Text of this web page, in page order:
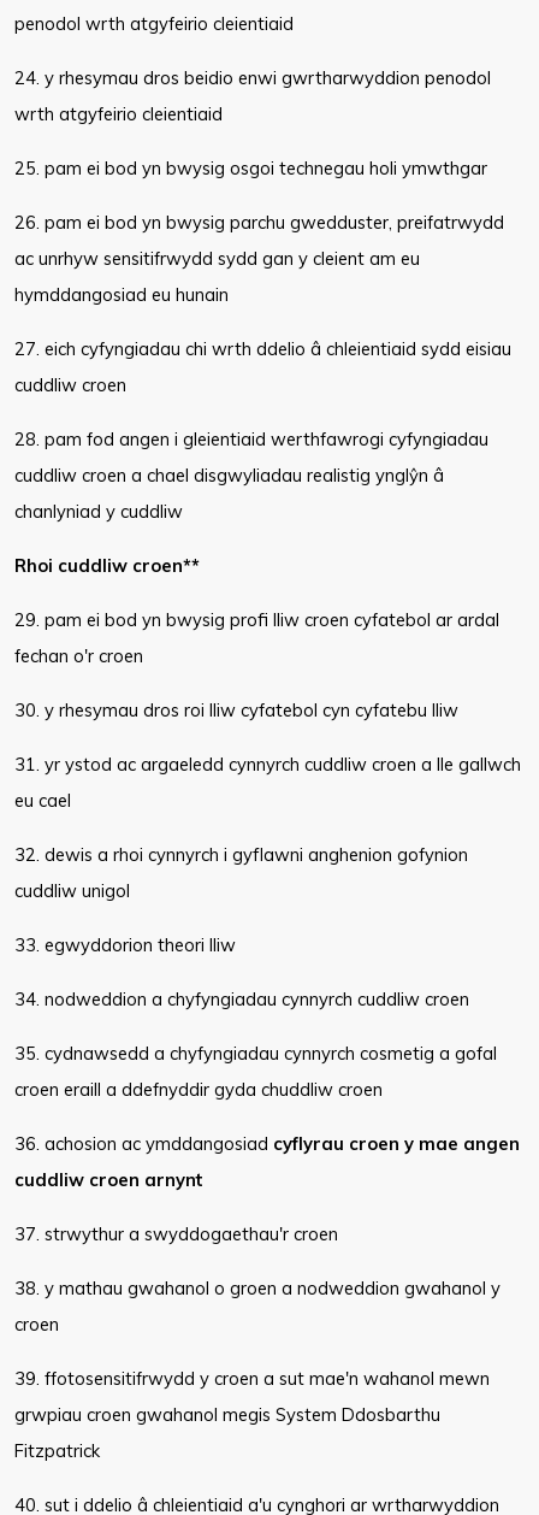
penodol wrth atgyfeirio cleientiaid
24. y rhesymau dros beidio enwi gwrtharwyddion penodol
wrth atgyfeirio cleientiaid
25. pam ei bod yn bwysig osgoi technegau holi ymwthgar
26. pam ei bod yn bwysig parchu gwedduster, preifatrwydd
ac unrhyw sensitifrwydd sydd gan y cleient am eu
hymddangosiad eu hunain
27. eich cyfyngiadau chi wrth ddelio â chleientiaid sydd eisiau
cuddliw croen
28. pam fod angen i gleientiaid werthfawrogi cyfyngiadau
cuddliw croen a chael disgwyliadau realistig ynglŷn â
chanlyniad y cuddliw
Rhoi cuddliw croen**
29. pam ei bod yn bwysig profi lliw croen cyfatebol ar ardal
fechan o'r croen
30. y rhesymau dros roi lliw cyfatebol cyn cyfatebu lliw
31. yr ystod ac argaeledd cynnyrch cuddliw croen a lle gallwch
eu cael
32. dewis a rhoi cynnyrch i gyflawni anghenion gofynion
cuddliw unigol
33. egwyddorion theori lliw
34. nodweddion a chyfyngiadau cynnyrch cuddliw croen
35. cydnawsedd a chyfyngiadau cynnyrch cosmetig a gofal
croen eraill a ddefnyddir gyda chuddliw croen
36. achosion ac ymddangosiad cyflyrau croen y mae angen
cuddliw croen arnynt
37. strwythur a swyddogaethau'r croen
38. y mathau gwahanol o groen a nodweddion gwahanol y
croen
39. ffotosensitifrwydd y croen a sut mae'n wahanol mewn
grwpiau croen gwahanol megis System Ddosbarthu
Fitzpatrick
40. sut i ddelio â chleientiaid a'u cynghori ar wrtharwyddion